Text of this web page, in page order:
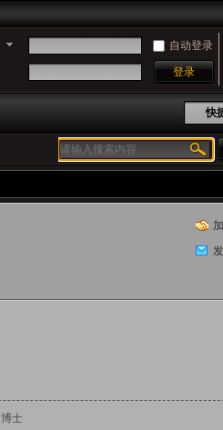
自动登录
登录
快
博士